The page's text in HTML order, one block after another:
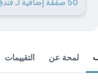
50 صفقة إضافية لـ فندق فاروس
لمحة عن التقييمات